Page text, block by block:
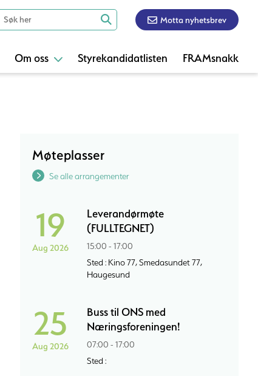
Motta nyhetsbrev
Om oss Styrekandidatlisten FRAMsnakk
Møteplasser
Se alle arrangementer
19
Aug 2026
Leverandørmøte
(FULLTEGNET)
15:00 - 17:00
Sted : Kino 77, Smedasundet 77,
Haugesund
25
Aug 2026
Buss til ONS med
Næringsforeningen!
07:00 - 17:00
Sted :